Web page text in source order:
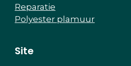
Reparatie
Polyester plamuur
Site